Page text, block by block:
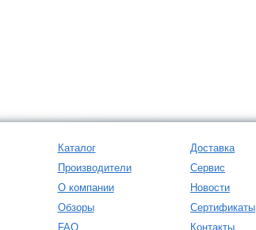
Каталог
Доставка
Производители
Сервис
О компании
Новости
Обзоры
Сертификаты
FAQ
Контакты